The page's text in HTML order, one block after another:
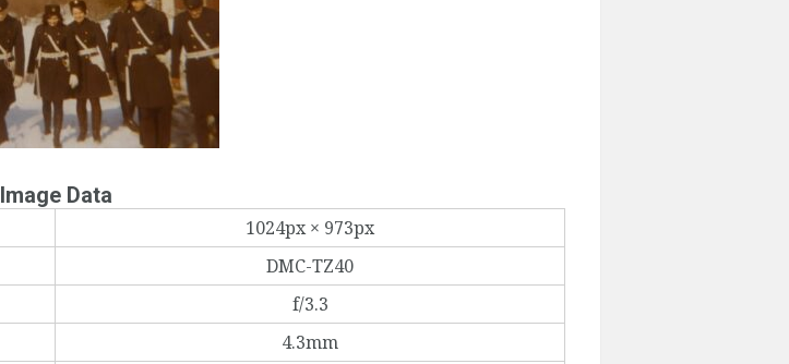
Image Data
1024px × 973px
DMC-TZ40
f/3.3
4.3mm